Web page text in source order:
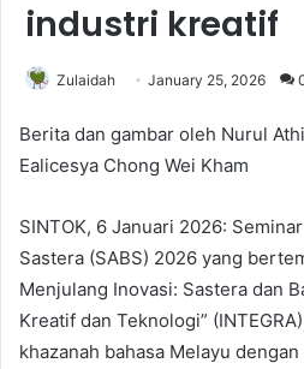
industri kreatif
Zulaidah January 25, 2026
Berita dan gambar oleh Nurul
Ealicesya Chong Wei Kham
SINTOK, 6 Januari 2026:
Sastera (SABS) 2026 yang
Menjulang Inovasi: Sastera dan
Kreatif dan Teknologi”
khazanah bahasa Melayu